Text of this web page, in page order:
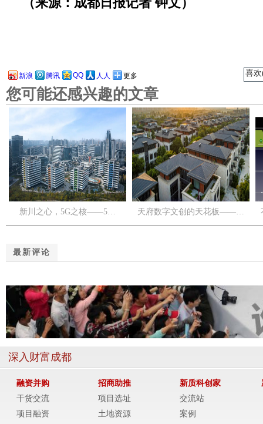
新浪 腾讯 QQ 人人 更多 喜
您可能还感兴趣的文章
新川之心，5G之核——5… 天府数字文创的天花板——…
最新评论
深入财富成都
融资并购
干货交流
项目融资
招商助推
项目选址
土地资源
新质科创家
交流站
案例